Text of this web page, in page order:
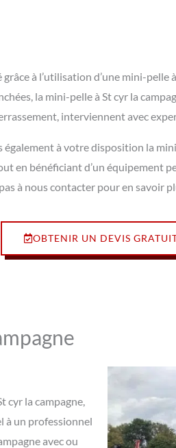
à l’utilisation d’une mini-
la mini-pelle à St cyr la
interviennent avec
à votre disposition la
en bénéficiant d’un
à nous contacter pour en savoir
OBTENIR UN DEVIS
cyr la campagne,
à un professionnel
avec ou